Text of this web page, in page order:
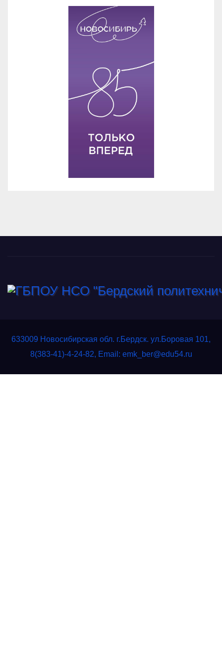
633009 Новосибирская обл. г.Бердск. ул.Боровая 101,
8(383-41)-4-24-82, Email: emk_ber@edu54.ru